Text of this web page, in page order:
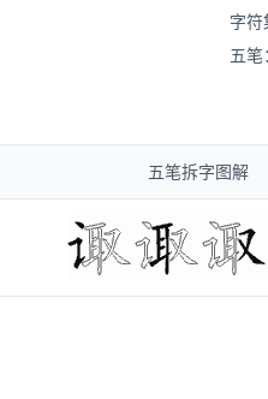
字
五笔：
五笔拆字图解